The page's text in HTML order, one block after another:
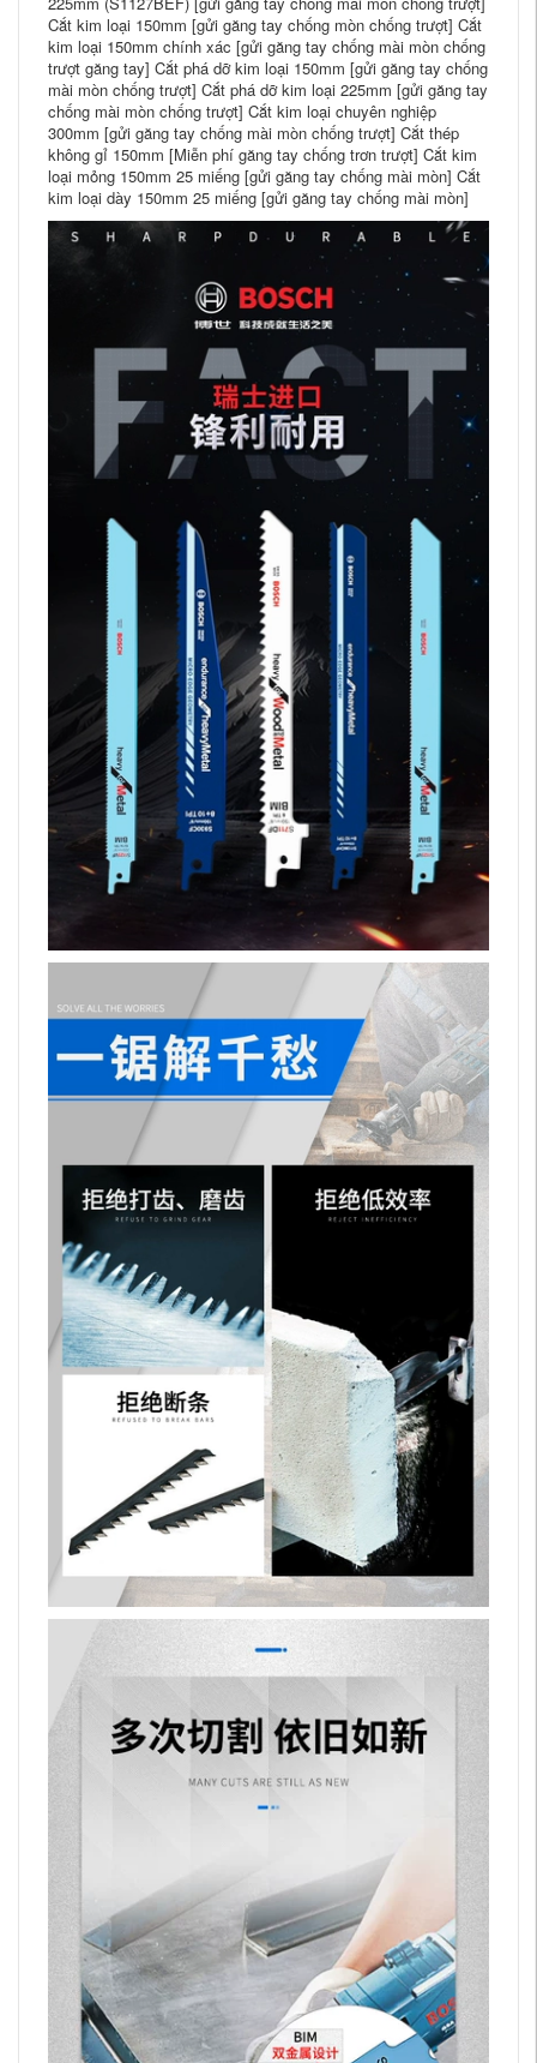
Cắt kim loại 150mm [gửi găng tay chống mòn chống trượt] Cắt
kim loại 150mm chính xác [gửi găng tay chống mài mòn chống
trượt găng tay] Cắt phá dỡ kim loại 150mm [gửi găng tay chống
mài mòn chống trượt] Cắt phá dỡ kim loại 225mm [gửi găng tay
chống mài mòn chống trượt] Cắt kim loại chuyên nghiệp
300mm [gửi găng tay chống mài mòn chống trượt] Cắt thép
không gỉ 150mm [Miễn phí găng tay chống trơn trượt] Cắt kim
loại mỏng 150mm 25 miếng [gửi găng tay chống mài mòn] Cắt
kim loại dày 150mm 25 miếng [gửi găng tay chống mài mòn]